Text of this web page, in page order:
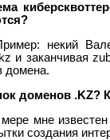
некий
и заканчивая
домена.
доменов .KZ?
мне
создания